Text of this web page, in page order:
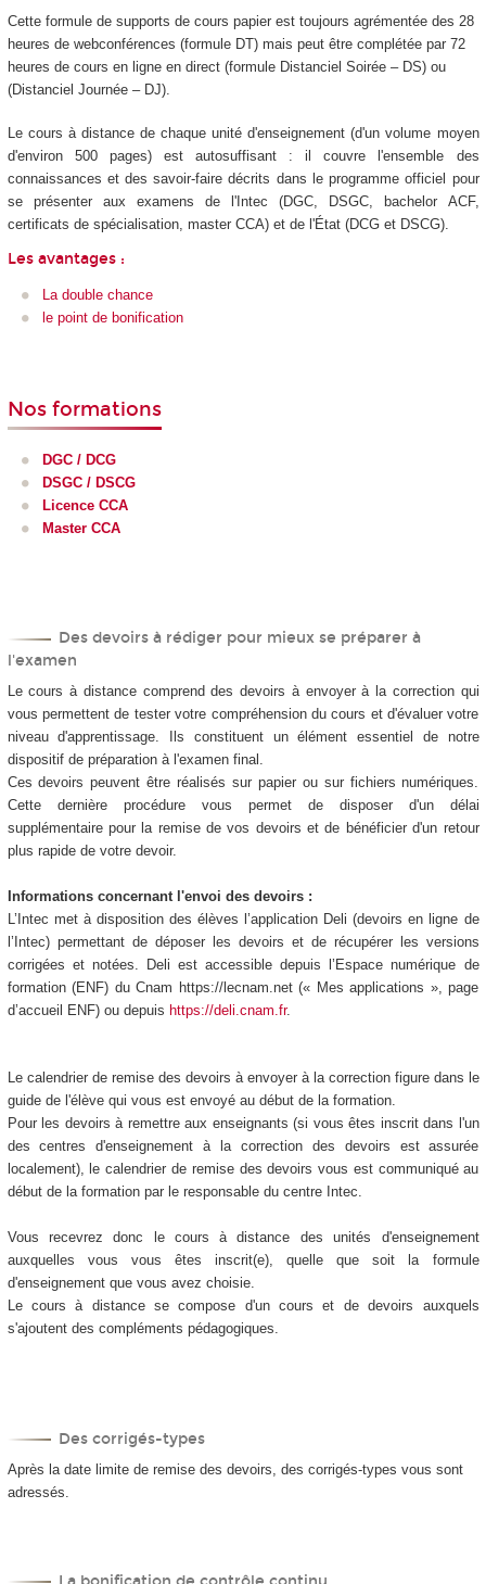
Cette formule de supports de cours papier est toujours agrémentée des 28
heures de webconférences (formule DT) mais peut être complétée par 72
heures de cours en ligne en direct (formule Distanciel Soirée – DS) ou
(Distanciel Journée – DJ).
Le cours à distance de chaque unité d'enseignement (d'un volume moyen
d'environ 500 pages) est autosuffisant : il couvre l'ensemble des
connaissances et des savoir-faire décrits dans le programme officiel pour
se présenter aux examens de l'Intec (DGC, DSGC, bachelor ACF,
certificats de spécialisation, master CCA) et de l'État (DCG et DSCG).
Les avantages :
La double chance
le point de bonification
Nos formations
DGC / DCG
DSGC / DSCG
Licence CCA
Master CCA
Des devoirs à rédiger pour mieux se préparer à
l'examen
Le cours à distance comprend des devoirs à envoyer à la correction qui
vous permettent de tester votre compréhension du cours et d'évaluer votre
niveau d'apprentissage. Ils constituent un élément essentiel de notre
dispositif de préparation à l'examen final.
Ces devoirs peuvent être réalisés sur papier ou sur fichiers numériques.
Cette dernière procédure vous permet de disposer d'un délai
supplémentaire pour la remise de vos devoirs et de bénéficier d'un retour
plus rapide de votre devoir.
Informations concernant l'envoi des devoirs :
L’Intec met à disposition des élèves l’application Deli (devoirs en ligne de
l’Intec) permettant de déposer les devoirs et de récupérer les versions
corrigées et notées. Deli est accessible depuis l’Espace numérique de
formation (ENF) du Cnam https://lecnam.net (« Mes applications », page
d’accueil ENF) ou depuis https://deli.cnam.fr.
Le calendrier de remise des devoirs à envoyer à la correction figure dans le
guide de l'élève qui vous est envoyé au début de la formation.
Pour les devoirs à remettre aux enseignants (si vous êtes inscrit dans l'un
des centres d'enseignement à la correction des devoirs est assurée
localement), le calendrier de remise des devoirs vous est communiqué au
début de la formation par le responsable du centre Intec.
Vous recevrez donc le cours à distance des unités d'enseignement
auxquelles vous vous êtes inscrit(e), quelle que soit la formule
d'enseignement que vous avez choisie.
Le cours à distance se compose d'un cours et de devoirs auxquels
s'ajoutent des compléments pédagogiques.
Des corrigés-types
Après la date limite de remise des devoirs, des corrigés-types vous sont
adressés.